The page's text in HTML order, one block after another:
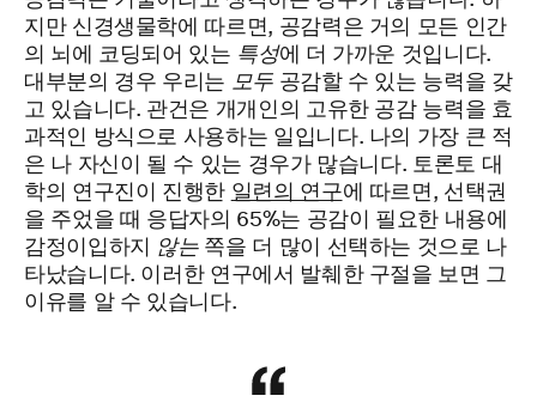
지만 신경생물학에 따르면, 공감력은 거의 모든 인간
의 뇌에 코딩되어 있는 특성에 더 가까운 것입니다.
대부분의 경우 우리는 모두공감할 수 있는 능력을 갖
고 있습니다. 관건은 개개인의 고유한 공감 능력을 효
과적인 방식으로 사용하는 일입니다. 나의 가장 큰 적
은 나 자신이 될 수 있는 경우가 많습니다. 토론토 대
학의 연구진이 진행한 일련의 연구에 따르면, 선택권
을 주었을 때 응답자의 65%는 공감이 필요한 내용에
감정이입하지
않는쪽을 더 많이 선택하는 것으로 나
타났습니다. 이러한 연구에서 발췌한 구절을 보면 그
이유를 알 수 있습니다.